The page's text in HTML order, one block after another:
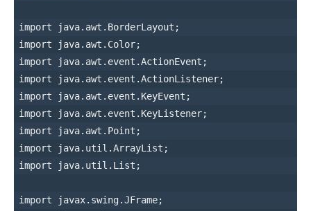
import java.awt.BorderLayout;
import java.awt.Color;
import java.awt.event.ActionEvent;
import java.awt.event.ActionListener;
import java.awt.event.KeyEvent;
import java.awt.event.KeyListener;
import java.awt.Point;
import java.util.ArrayList;
import java.util.List;
import javax.swing.JFrame;